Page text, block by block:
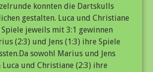
konnten die Dartskulls
gestalten. Luca und Christiane
jeweils mit 3:1 gewinnen
(2:3) und Jens (1:3) ihre Spiele
sowohl Marius und Jens
Luca und Christiane (2:3) ihre